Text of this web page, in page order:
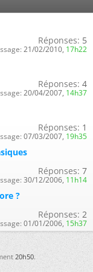
Réponses: 5
21/02/2010, 17h22
Réponses: 4
20/04/2007, 14h37
Réponses: 1
07/03/2007, 19h35
Réponses: 7
30/12/2006, 11h14
?
Réponses: 2
01/01/2006, 15h37
20h50.